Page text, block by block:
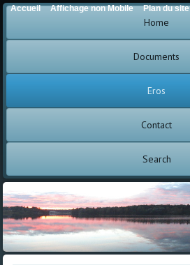
Home
Documents
Eros
Contact
Search
Accueil Affichage non Mobile Plan du site